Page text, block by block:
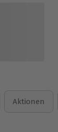
Aktionen